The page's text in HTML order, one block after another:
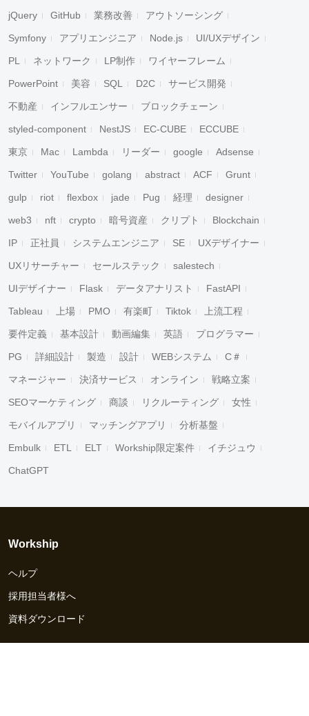
jQuery GitHub 業務改善 アウトソーシング
Symfony アプリエンジニア Node.js UI/UXデザイン
PL ネットワーク LP制作 ワイヤーフレーム
PowerPoint 美容 SQL D2C サービス開発
不動産 インフルエンサー ブロックチェーン
styled-component NestJS EC-CUBE ECCUBE
東京 Mac Lambda リーダー google Adsense
Twitter YouTube golang abstract ACF Grunt
gulp riot flexbox jade Pug 経理 designer
web3 nft crypto 暗号資産 クリプト Blockchain
IP 正社員 システムエンジニア SE UXデザイナー
UXリサーチャー セールステック salestech
UIデザイナー Flask データアナリスト FastAPI
Tableau 上場 PMO 有楽町 Tiktok 上流工程
要件定義 基本設計 動画編集 英語 プログラマー
PG 詳細設計 製造 設計 WEBシステム C＃
マネージャー 決済サービス オンライン 戦略立案
SEOマーケティング 商談 リクルーティング 女性
モバイルアプリ マッチングアプリ 分析基盤
Embulk ETL ELT Workship限定案件 イチジュウ
ChatGPT
Workship
ヘルプ
採用担当者様へ
資料ダウンロード